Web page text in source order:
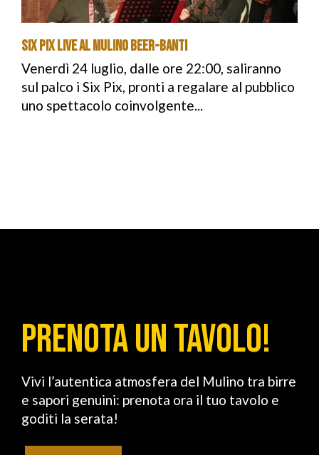
Six Pix live al Mulino Beer-Banti
Venerdì 24 luglio, dalle ore 22:00, saliranno
sul palco i Six Pix, pronti a regalare al pubblico
uno spettacolo coinvolgente...
PRENOTA UN TAVOLO!
Vivi l’autentica atmosfera del Mulino tra birre
e sapori genuini: prenota ora il tuo tavolo e
goditi la serata!